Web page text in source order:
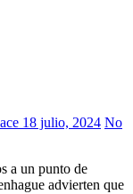
18 julio, 2024 No
advierten que